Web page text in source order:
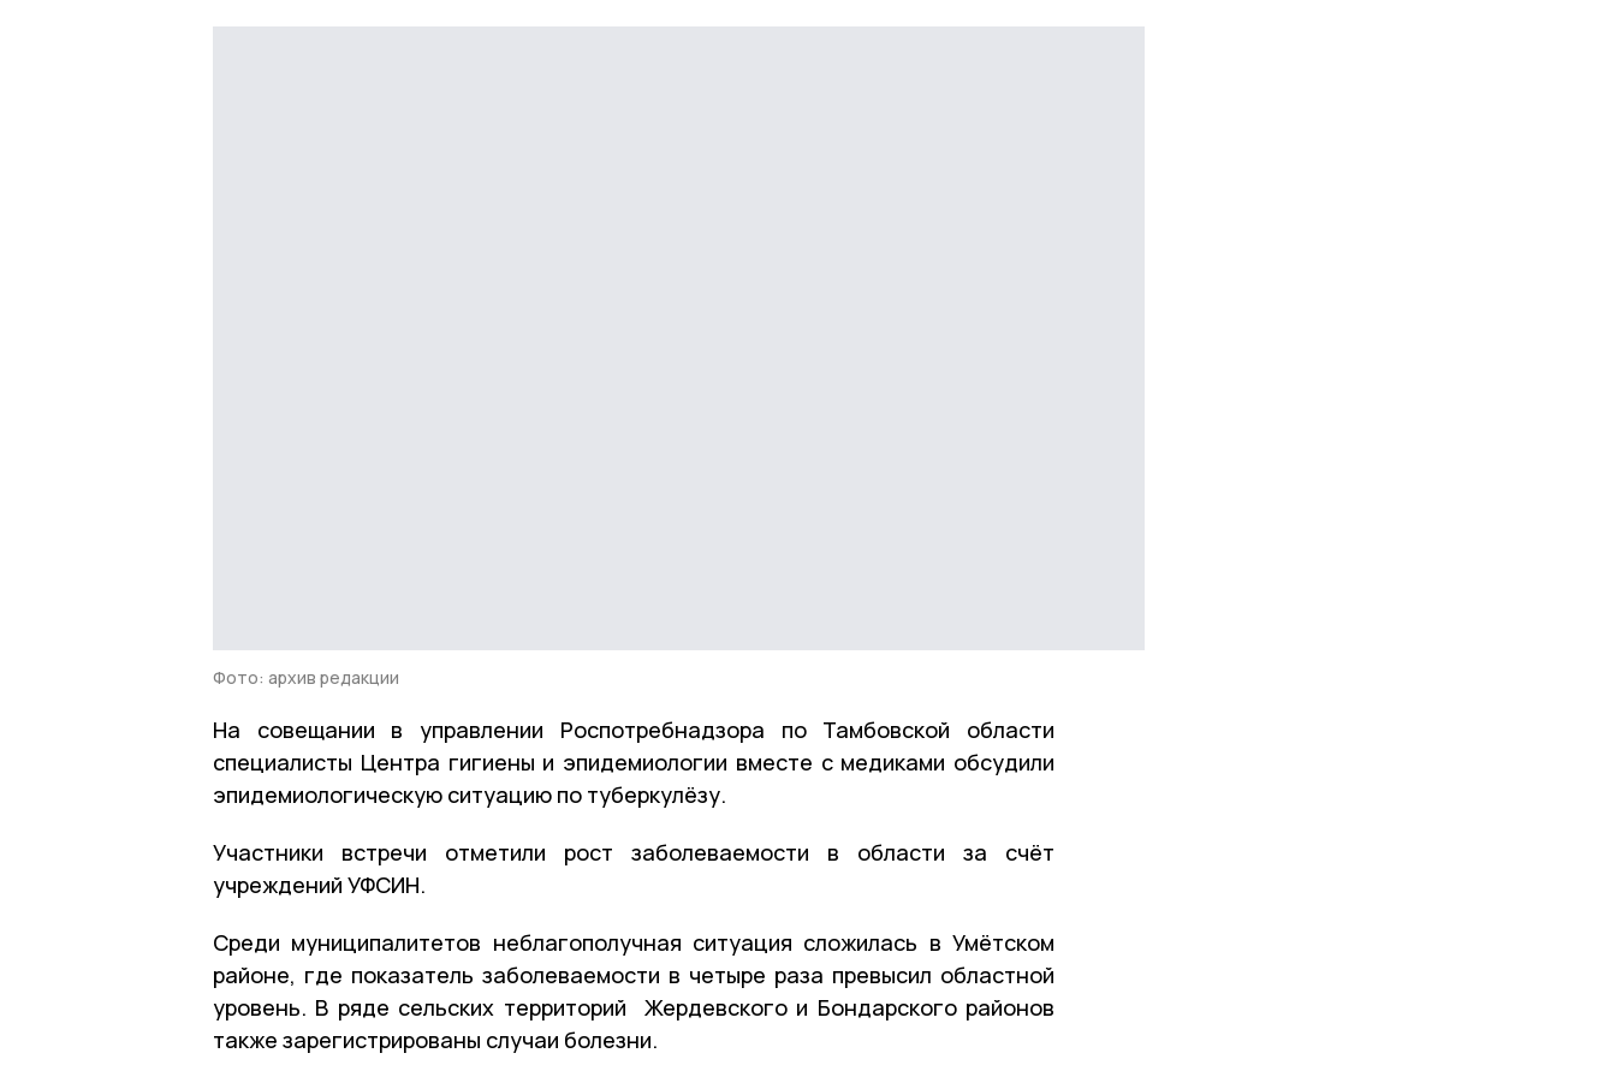
Фото: архив редакции
На совещании в управлении Роспотребнадзора по Тамбовской области
специалисты Центра гигиены и эпидемиологии вместе с медиками обсудили
эпидемиологическую ситуацию по туберкулёзу.
Участники встречи отметили рост заболеваемости в области за счёт
учреждений УФСИН.
Среди муниципалитетов неблагополучная ситуация сложилась в Умётском
районе, где показатель заболеваемости в четыре раза превысил областной
уровень. В ряде сельских территорий Жердевского и Бондарского районов
также зарегистрированы случаи болезни.